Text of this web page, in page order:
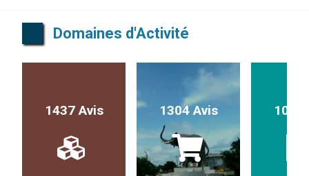
Domaines d'Activité
1437 Avis 1304 Avis 1017